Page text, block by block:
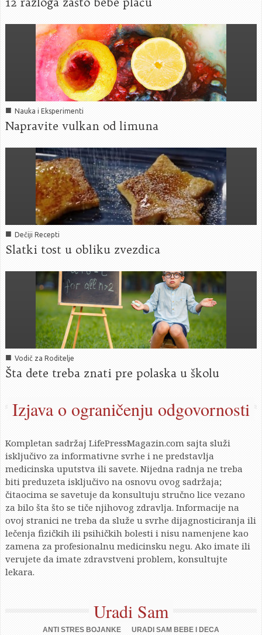
■ Nauka i Eksperimenti
Napravite vulkan od limuna
■ Dečiji Recepti
Slatki tost u obliku zvezdica
■ Vodič za Roditelje
Šta dete treba znati pre polaska u školu
Izjava o ograničenju odgovornosti
Kompletan sadržaj LifePressMagazin.com sajta služi
isključivo za informativne svrhe i ne predstavlja
medicinska uputstva ili savete. Nijedna radnja ne treba
biti preduzeta isključivo na osnovu ovog sadržaja;
čitaocima se savetuje da konsultuju stručno lice vezano
za bilo šta što se tiče njihovog zdravlja. Informacije na
ovoj stranici ne treba da služe u svrhe dijagnosticiranja ili
lečenja fizičkih ili psihičkih bolesti i nisu namenjene kao
zamena za profesionalnu medicinsku negu. Ako imate ili
verujete da imate zdravstveni problem, konsultujte
lekara.
Uradi Sam
ANTI STRES BOJANKE
URADI SAM BEBE I DECA